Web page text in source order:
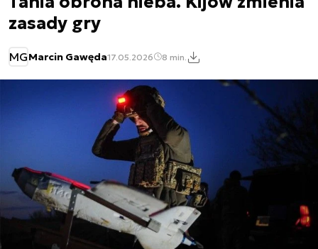
zasady gry
MGMarcin Gawęda17.05.2026 8 min.